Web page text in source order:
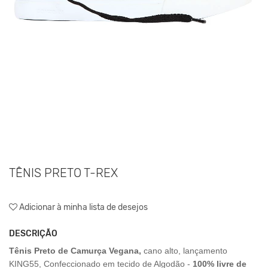
TÊNIS PRETO T-REX
Adicionar à minha lista de desejos
DESCRIÇÃO
Tênis Preto de Camurça Vegana, cano alto, lançamento
KING55, Confeccionado em tecido de Algodão - 100% livre de